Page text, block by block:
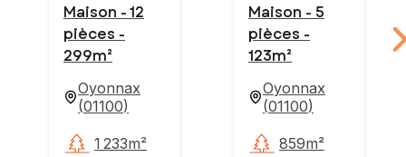
Maison - 12
pièces -
299m²
Oyonnax
(01100)
1 233m²
Maison - 5
pièces -
123m²
Oyonnax
(01100)
859m²